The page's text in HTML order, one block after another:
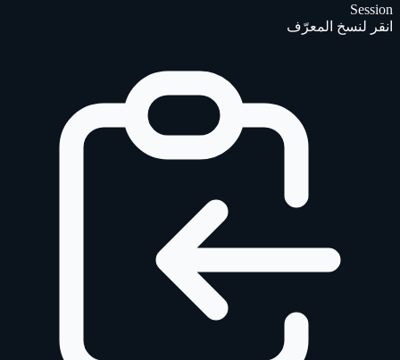
Session
انقر لنسخ المعرّف